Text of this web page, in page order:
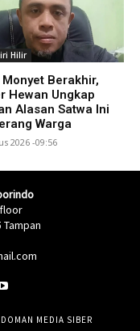
Hilir
Berakhir,
Hewan Ungkap
Alasan Satwa Ini
Warga
2026 -09:56
Tampan
MEDIA SIBER